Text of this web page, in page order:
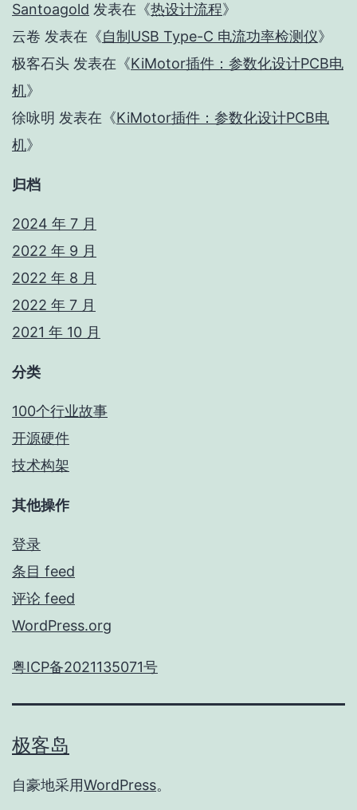
Santoagold 发表在《热设计流程》
云卷 发表在《自制USB Type-C 电流功率检测仪》
极客石头 发表在《KiMotor插件：参数化设计PCB电
机》
徐咏明 发表在《KiMotor插件：参数化设计PCB电
机》
归档
2024 年 7 月
2022 年 9 月
2022 年 8 月
2022 年 7 月
2021 年 10 月
分类
100个行业故事
开源硬件
技术构架
其他操作
登录
条目 feed
评论 feed
WordPress.org
粤ICP备2021135071号
极客岛
自豪地采用WordPress。